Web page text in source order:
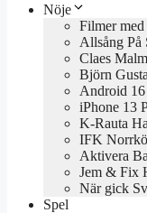
Nöje
Filmer
Allsång På
Claes
Björn
Android 16
iPhone 13
K-Rauta
IFK
Aktivera
Jem & Fix
När gick
Spel